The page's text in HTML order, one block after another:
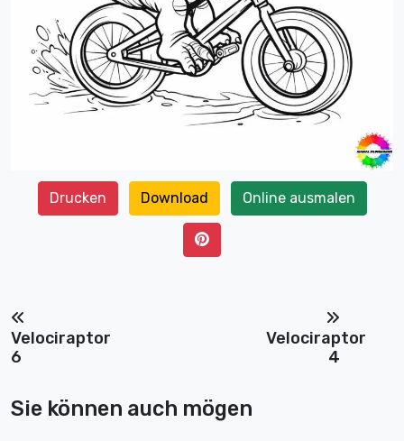
Drucken Download Online ausmalen
Velociraptor
6
Velociraptor
4
Sie können auch mögen